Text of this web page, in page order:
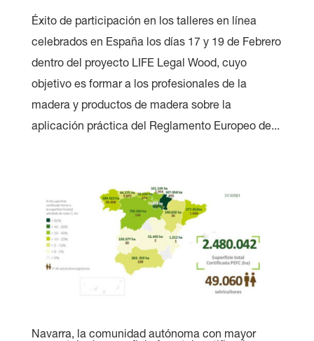
Éxito de participación en los talleres en línea
celebrados en España los días 17 y 19 de Febrero
dentro del proyecto LIFE Legal Wood, cuyo
objetivo es formar a los profesionales de la
madera y productos de madera sobre la
aplicación práctica del Reglamento Europeo de...
Navarra, la comunidad autónoma con mayor